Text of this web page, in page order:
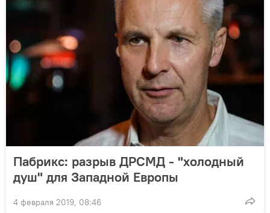
Пабрикс: разрыв ДРСМД - "холодный
душ" для Западной Европы
4 февраля 2019, 08:46